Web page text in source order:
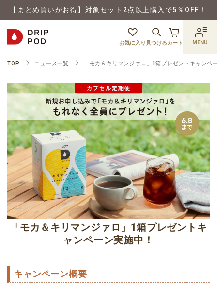
【まとめ買いがお得】対象セット2点以上購入で5％OFF！
お気に入り 見つけるカート MENU
TOP ニュース一覧 「モカ＆キリマンジァロ」1箱プレゼントキャンペ
「モカ＆キリマンジァロ」1箱プレゼントキ
ャンペーン実施中！​​
キャンペーン概要